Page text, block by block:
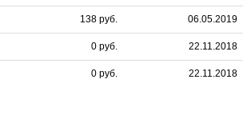
138 руб. 06.05.2019
0 руб. 22.11.2018
0 руб. 22.11.2018